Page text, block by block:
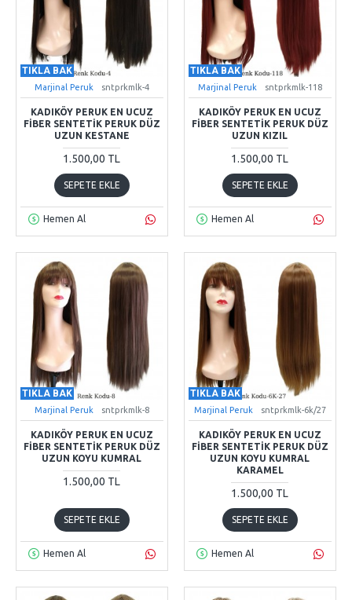
TIKLA BAK
Marjinal Peruk sntprkmlk-4
KADIKÖY PERUK EN UCUZ
FIBER SENTETIK PERUK DÜZ
UZUN KESTANE
1.500,00 TL
SEPETE EKLE
Hemen Al
TIKLA BAK
Marjinal Peruk sntprkmlk-118
KADIKÖY PERUK EN UCUZ
FIBER SENTETIK PERUK DÜZ
UZUN KIZIL
1.500,00 TL
SEPETE EKLE
Hemen Al
TIKLA BAK
Marjinal Peruk sntprkmlk-8
KADIKÖY PERUK EN UCUZ
FIBER SENTETIK PERUK DÜZ
UZUN KOYU KUMRAL
1.500,00 TL
SEPETE EKLE
Hemen Al
TIKLA BAK
Marjinal Peruk sntprkmlk-6k/27
KADIKÖY PERUK EN UCUZ
FIBER SENTETIK PERUK DÜZ
UZUN KOYU KUMRAL
KARAMEL
1.500,00 TL
SEPETE EKLE
Hemen Al